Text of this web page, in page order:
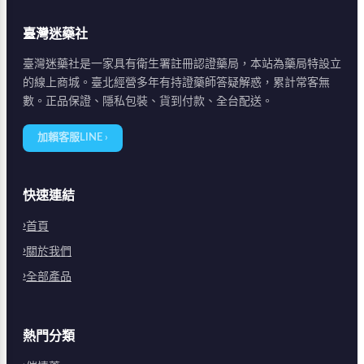
臺灣迷藥社
臺灣迷藥社是一家具有衛生署註冊認證藥局，本站為藥局特設立
的線上商城。臺北經營多年有持證藥師答疑解惑，累計常客無
數。正品保證、隱私包裝、貨到付款、全台配送。
加賴客服LINE ›
快速連結
首頁
關於我們
全部產品
熱門分類